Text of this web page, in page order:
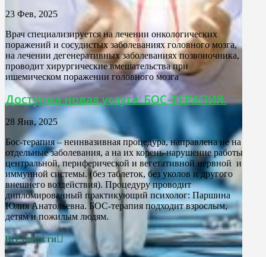
23 Фев, 2025
Врач специализируется на лечении онкологических
поражений и сосудистых заболеваниях головного мозга,
на лечении дегенеративных заболеваниях позвоночника,
проводит хирургические вмешательства при
ишемическом поражении головного мозга
Доступна новая услуга: БОС-ТЕРАПИЯ.
28 Янв, 2025
Бос-терапия – неинвазивная процедура, направлена не на
отдельные заболевания, а на их корень-нарушение работы
центральной, периферической и вегетативной нервной и
иммунной системы. (без таблеток, без уколов и другого
внешнего воздействия). Процедуру проводит
дипломированный практикующий психолог: Паршина
Юлия Анатольевна. БОС-терапия подходит взрослым,
детям и пожилым людям.
Все новости